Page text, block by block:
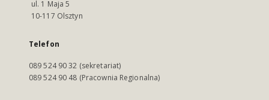
ul. 1 Maja 5
10-117 Olsztyn
Telefon
089 524 90 32 (sekretariat)
089 524 90 48 (Pracownia Regionalna)